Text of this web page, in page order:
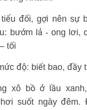
đối, gợi nên sự
bướm lả - ong lơi,
tối
độ: biết bao, đầy
xô bồ ở lầu
suốt ngày đêm.